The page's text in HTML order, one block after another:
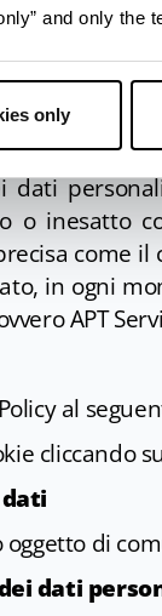
and only the
only
del
dati
o inesatto
come
in ogni
APT
al
cliccando su
oggetto di
dati